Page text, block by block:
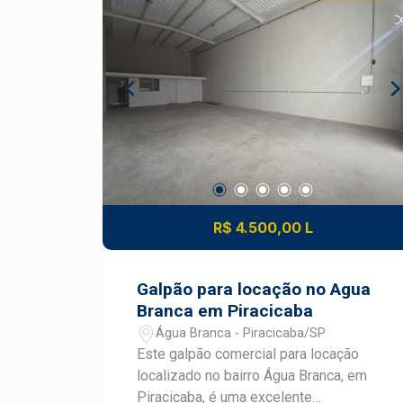
R$ 4.500,00 L
Galpão para locação no Agua
Branca em Piracicaba
Água Branca - Piracicaba/SP
Este galpão comercial para locação
localizado no bairro Água Branca, em
Piracicaba, é uma excelente